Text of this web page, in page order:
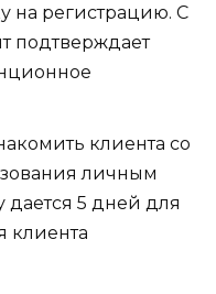
на регистрацию. С
подтверждает
клиента со
личным
дается 5 дней для
клиента